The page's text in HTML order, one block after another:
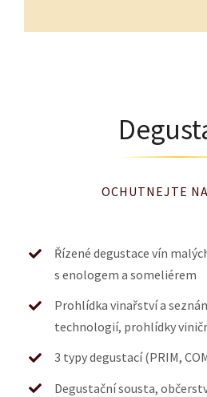
OCHUTNEJTE
Řízené degustace vín
s enologem a someliérem
Prohlídka vinařství a
technologií, prohlídky
3 typy degustací (PRIM,
Degustační sousta,